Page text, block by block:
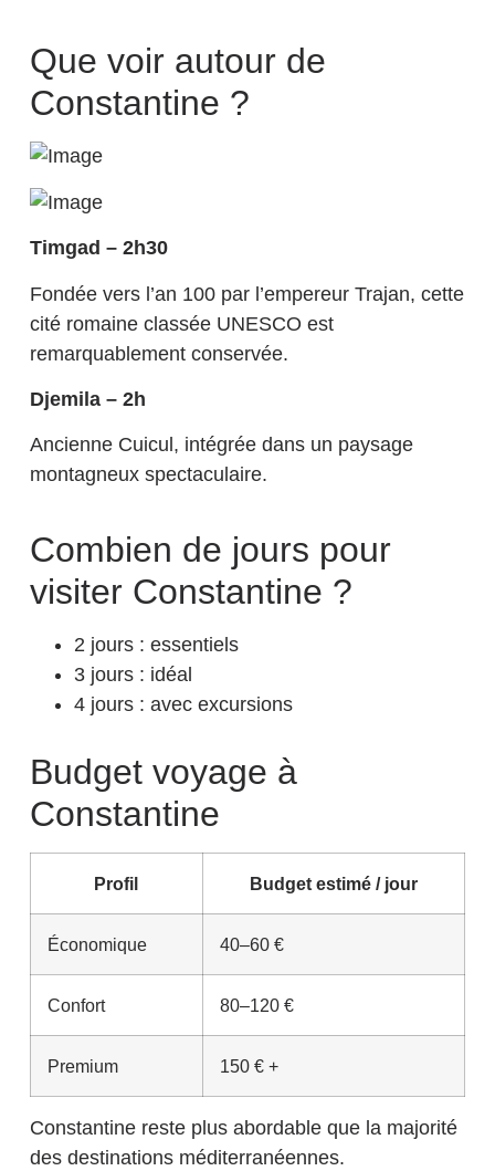
Que voir autour de
Constantine ?
Timgad – 2h30
Fondée vers l’an 100 par l’empereur Trajan, cette
cité romaine classée UNESCO est
remarquablement conservée.
Djemila – 2h
Ancienne Cuicul, intégrée dans un paysage
montagneux spectaculaire.
Combien de jours pour
visiter Constantine ?
2 jours : essentiels
3 jours : idéal
4 jours : avec excursions
Budget voyage à
Constantine
Profil Budget estimé / jour
Économique 40–60 €
Confort 80–120 €
Premium 150 € +
Constantine reste plus abordable que la majorité
des destinations méditerranéennes.